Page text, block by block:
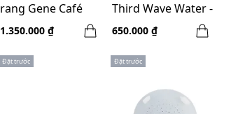
rang Gene Café
CBR-101
1.350.000 ₫
Third Wave Water -
Espresso profile - 12
650.000 ₫
Đặt trước Đặt trước